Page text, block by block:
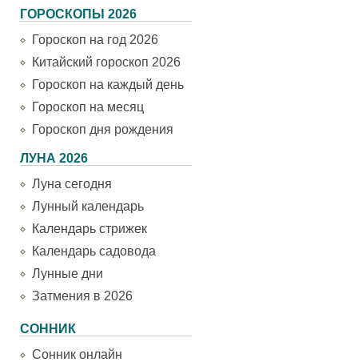
ГОРОСКОПЫ 2026
Гороскоп на год 2026
Китайский гороскоп 2026
Гороскоп на каждый день
Гороскоп на месяц
Гороскоп дня рождения
ЛУНА 2026
Луна сегодня
Лунный календарь
Календарь стрижек
Календарь садовода
Лунные дни
Затмения в 2026
СОННИК
Сонник онлайн